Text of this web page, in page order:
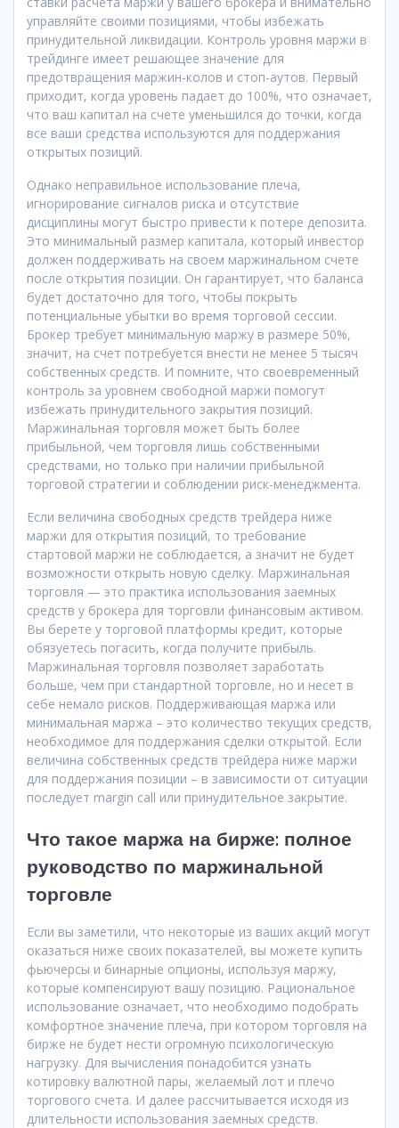
управляйте своими позициями, чтобы избежать
принудительной ликвидации. Контроль уровня маржи в
трейдинге имеет решающее значение для
предотвращения маржин-колов и стоп-аутов. Первый
приходит, когда уровень падает до 100%, что означает,
что ваш капитал на счете уменьшился до точки, когда
все ваши средства используются для поддержания
открытых позиций.
Однако неправильное использование плеча,
игнорирование сигналов риска и отсутствие
дисциплины могут быстро привести к потере депозита.
Это минимальный размер капитала, который инвестор
должен поддерживать на своем маржинальном счете
после открытия позиции. Он гарантирует, что баланса
будет достаточно для того, чтобы покрыть
потенциальные убытки во время торговой сессии.
Брокер требует минимальную маржу в размере 50%,
значит, на счет потребуется внести не менее 5 тысяч
собственных средств. И помните, что своевременный
контроль за уровнем свободной маржи помогут
избежать принудительного закрытия позиций.
Маржинальная торговля может быть более
прибыльной, чем торговля лишь собственными
средствами, но только при наличии прибыльной
торговой стратегии и соблюдении риск-менеджмента.
Если величина свободных средств трейдера ниже
маржи для открытия позиций, то требование
стартовой маржи не соблюдается, а значит не будет
возможности открыть новую сделку. Маржинальная
торговля — это практика использования заемных
средств у брокера для торговли финансовым активом.
Вы берете у торговой платформы кредит, которые
обязуетесь погасить, когда получите прибыль.
Маржинальная торговля позволяет заработать
больше, чем при стандартной торговле, но и несет в
себе немало рисков. Поддерживающая маржа или
минимальная маржа – это количество текущих средств,
необходимое для поддержания сделки открытой. Если
величина собственных средств трейдера ниже маржи
для поддержания позиции – в зависимости от ситуации
последует margin call или принудительное закрытие.
Что такое маржа на бирже: полное
руководство по маржинальной
торговле
Если вы заметили, что некоторые из ваших акций могут
оказаться ниже своих показателей, вы можете купить
фьючерсы и бинарные опционы, используя маржу,
которые компенсируют вашу позицию. Рациональное
использование означает, что необходимо подобрать
комфортное значение плеча, при котором торговля на
бирже не будет нести огромную психологическую
нагрузку. Для вычисления понадобится узнать
котировку валютной пары, желаемый лот и плечо
торгового счета. И далее рассчитывается исходя из
длительности использования заемных средств.